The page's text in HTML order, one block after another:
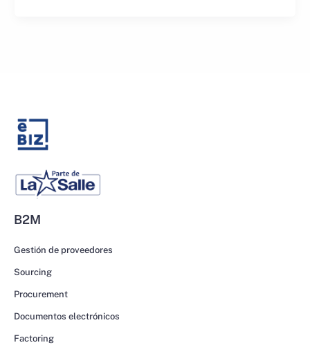
B2M
Gestión de proveedores
Sourcing
Procurement
Documentos electrónicos
Factoring